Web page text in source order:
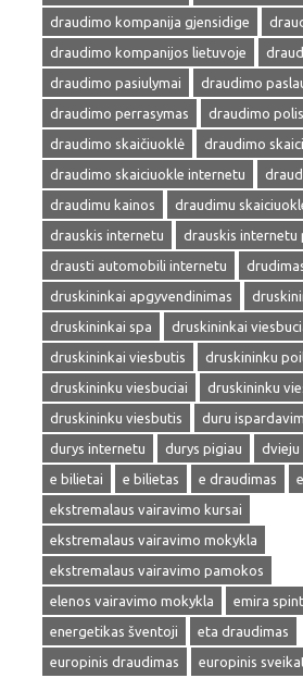
draudimo kompanija gjensidige
draudimo kompanijos lietuvoje
draudimo pasiulymai
draudimo
draudimo perrasymas
draudimo
draudimo skaičiuoklė
draudimo
draudimo skaiciuokle internetu
draudimu kainos
draudimu
drauskis internetu
drauskis internetu
drausti automobili internetu
druskininkai apgyvendinimas
druskininkai spa
druskininkai
druskininkai viesbutis
druskininku
druskininku viesbuciai
druskininku
druskininku viesbutis
duru
durys internetu
durys pigiau
dvieju
e bilietai
e bilietas e draudimas
ekstremalaus vairavimo kursai
ekstremalaus vairavimo mokykla
ekstremalaus vairavimo pamokos
elenos vairavimo mokykla
emira
energetikas šventoji
eta draudimas
europinis draudimas
europinis